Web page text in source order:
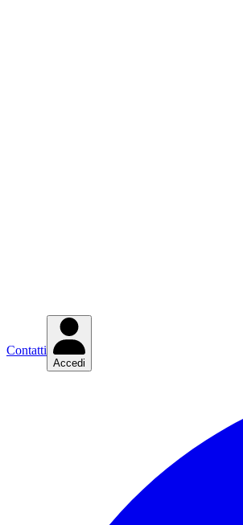
Contatti
Accedi